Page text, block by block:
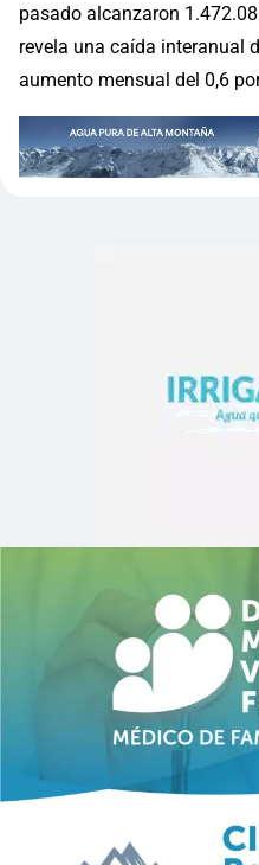
pasado alcanzaron
revela una caída interanual
aumento mensual del 0,6